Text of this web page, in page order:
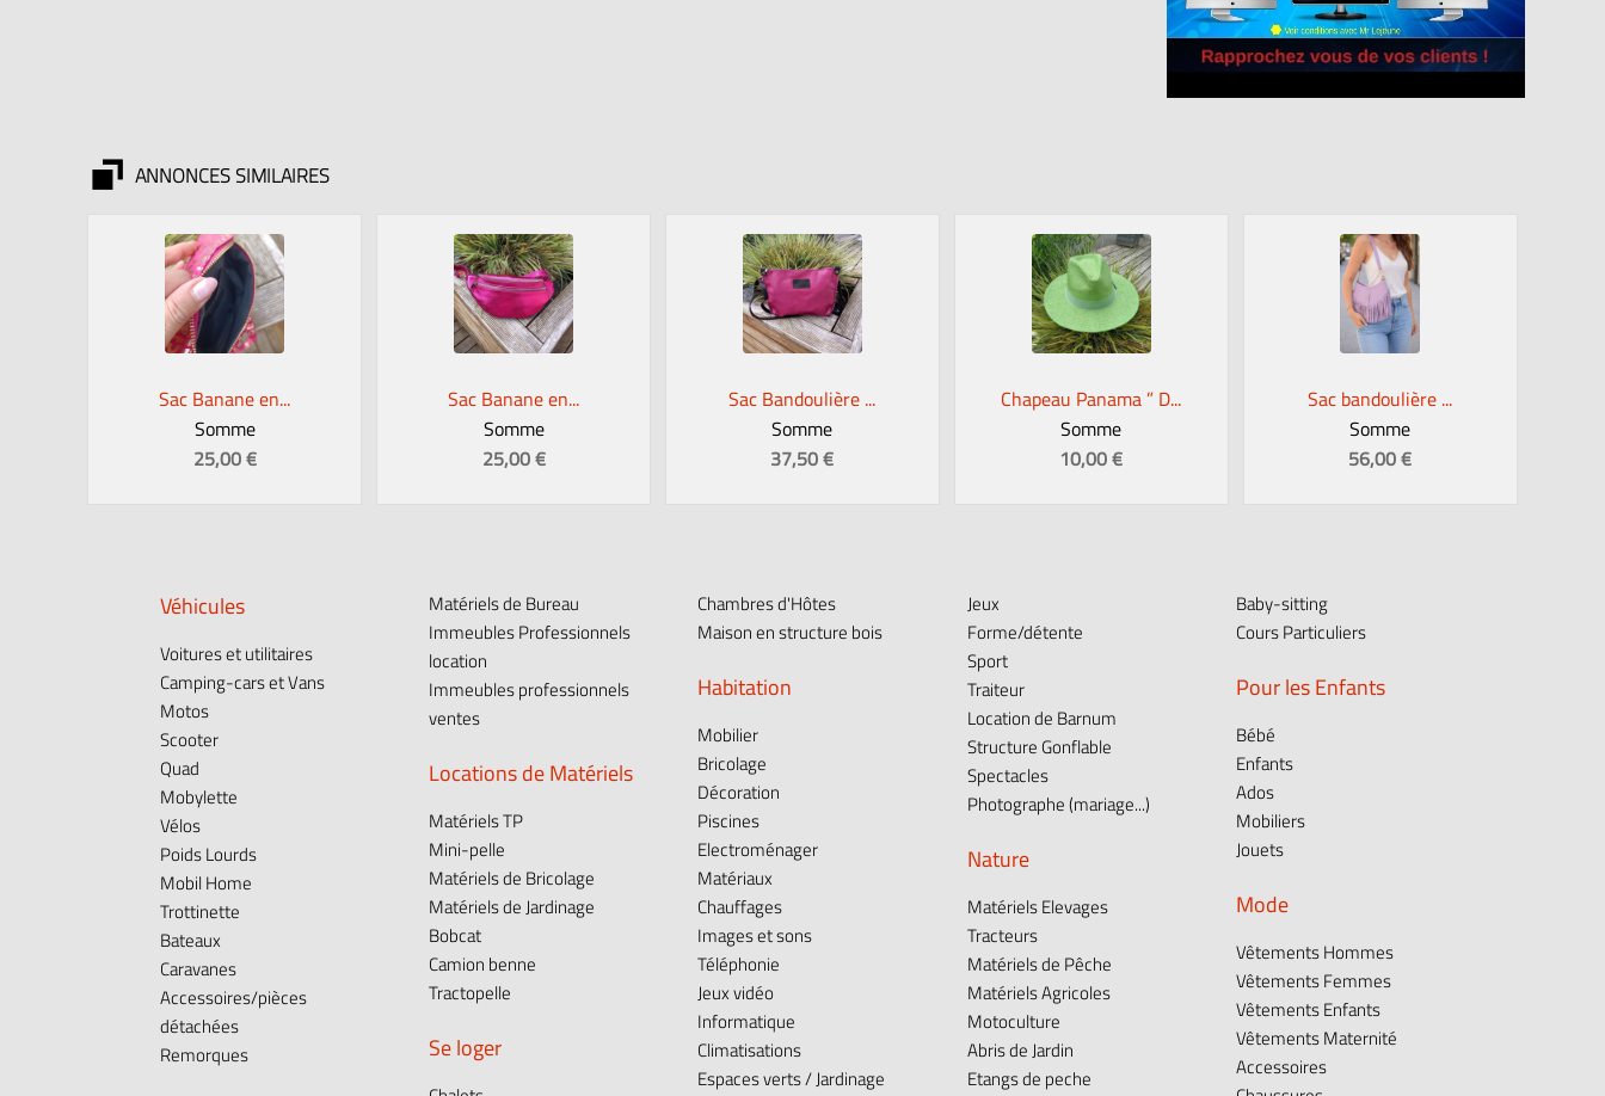
ANNONCES SIMILAIRES
Sac Banane en...
Somme
25,00 €
Sac Banane en...
Somme
25,00 €
Sac Bandoulière ...
Somme
37,50 €
Chapeau Panama ” D...
Somme
10,00 €
Sac bandoulière ...
Somme
56,00 €
Véhicules
Voitures et utilitaires
Camping-cars et Vans
Motos
Scooter
Quad
Mobylette
Vélos
Poids Lourds
Mobil Home
Trottinette
Bateaux
Caravanes
Accessoires/pièces
détachées
Remorques
Matériels de Bureau
Immeubles Professionnels
location
Immeubles professionnels
ventes
Locations de Matériels
Matériels TP
Mini-pelle
Matériels de Bricolage
Matériels de Jardinage
Bobcat
Camion benne
Tractopelle
Se loger
Chambres d'Hôtes
Maison en structure bois
Habitation
Mobilier
Bricolage
Décoration
Piscines
Electroménager
Matériaux
Chauffages
Images et sons
Téléphonie
Jeux vidéo
Informatique
Climatisations
Espaces verts / Jardinage
Jeux
Forme/détente
Sport
Traiteur
Location de Barnum
Structure Gonflable
Spectacles
Photographe (mariage...)
Nature
Matériels Elevages
Tracteurs
Matériels de Pêche
Matériels Agricoles
Motoculture
Abris de Jardin
Etangs de peche
Baby-sitting
Cours Particuliers
Pour les Enfants
Bébé
Enfants
Ados
Mobiliers
Jouets
Mode
Vêtements Hommes
Vêtements Femmes
Vêtements Enfants
Vêtements Maternité
Accessoires